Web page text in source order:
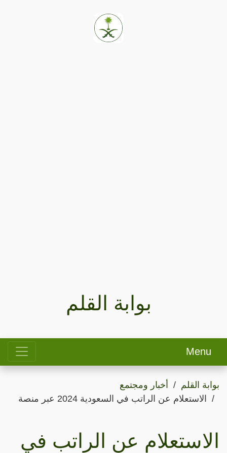
بوابة القلم
Menu
بوابة القلم
أخبار ومجتمع
الاستعلام عن الراتب في السعودية 2024 عبر منصة
الاستعلام عن الراتب في